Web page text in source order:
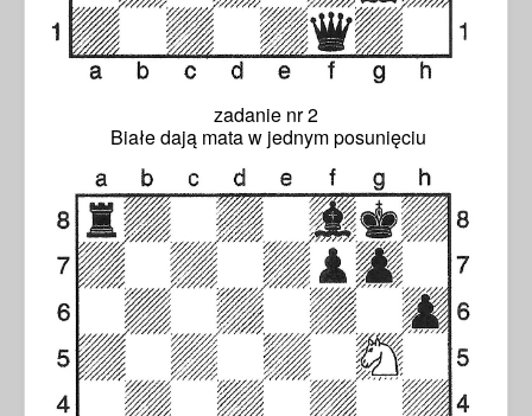
zadanie nr 2
Białe dają mata w jednym posunięciu